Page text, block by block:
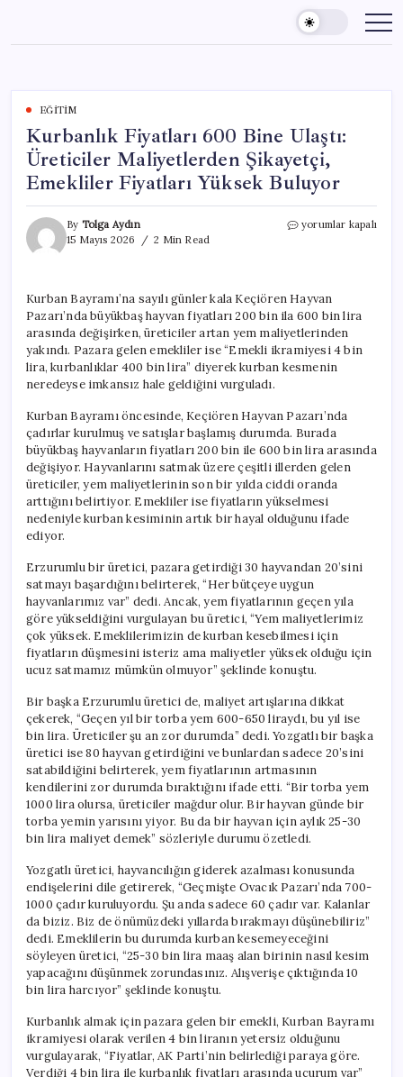
content
EĞITIM
Kurbanlık Fiyatları 600 Bine Ulaştı:
Üreticiler Maliyetlerden Şikayetçi,
Emekliler Fiyatları Yüksek Buluyor
By Tolga Aydın
15 Mayıs 2026
2 Min Read
Kurbanlık
Üreticiler
Maliyetlerden
Şikayetçi,
Emekliler
Fiyatları
yorumlar kapalı
Kurban Bayramı’na sayılı günler kala Keçiören Hayvan
Pazarı’nda büyükbaş hayvan fiyatları 200 bin ila 600 bin lira
arasında değişirken, üreticiler artan yem maliyetlerinden
yakındı. Pazara gelen emekliler ise “Emekli ikramiyesi 4 bin
lira, kurbanlıklar 400 bin lira” diyerek kurban kesmenin
neredeyse imkansız hale geldiğini vurguladı.
Kurban Bayramı öncesinde, Keçiören Hayvan Pazarı’nda
çadırlar kurulmuş ve satışlar başlamış durumda. Burada
büyükbaş hayvanların fiyatları 200 bin ile 600 bin lira arasında
değişiyor. Hayvanlarını satmak üzere çeşitli illerden gelen
üreticiler, yem maliyetlerinin son bir yılda ciddi oranda
arttığını belirtiyor. Emekliler ise fiyatların yükselmesi
nedeniyle kurban kesiminin artık bir hayal olduğunu ifade
ediyor.
Erzurumlu bir üretici, pazara getirdiği 30 hayvandan 20’sini
satmayı başardığını belirterek, “Her bütçeye uygun
hayvanlarımız var” dedi. Ancak, yem fiyatlarının geçen yıla
göre yükseldiğini vurgulayan bu üretici, “Yem maliyetlerimiz
çok yüksek. Emeklilerimizin de kurban kesebilmesi için
fiyatların düşmesini isteriz ama maliyetler yüksek olduğu için
ucuz satmamız mümkün olmuyor” şeklinde konuştu.
Bir başka Erzurumlu üretici de, maliyet artışlarına dikkat
çekerek, “Geçen yıl bir torba yem 600-650 liraydı, bu yıl ise
bin lira. Üreticiler şu an zor durumda” dedi. Yozgatlı bir başka
üretici ise 80 hayvan getirdiğini ve bunlardan sadece 20’sini
satabildiğini belirterek, yem fiyatlarının artmasının
kendilerini zor durumda bıraktığını ifade etti. “Bir torba yem
1000 lira olursa, üreticiler mağdur olur. Bir hayvan günde bir
torba yemin yarısını yiyor. Bu da bir hayvan için aylık 25-30
bin lira maliyet demek” sözleriyle durumu özetledi.
Yozgatlı üretici, hayvancılığın giderek azalması konusunda
endişelerini dile getirerek, “Geçmişte Ovacık Pazarı’nda 700-
1000 çadır kuruluyordu. Şu anda sadece 60 çadır var. Kalanlar
da biziz. Biz de önümüzdeki yıllarda bırakmayı düşünebiliriz”
dedi. Emeklilerin bu durumda kurban kesemeyeceğini
söyleyen üretici, “25-30 bin lira maaş alan birinin nasıl kesim
yapacağını düşünmek zorundasınız. Alışverişe çıktığında 10
bin lira harcıyor” şeklinde konuştu.
Kurbanlık almak için pazara gelen bir emekli, Kurban Bayramı
ikramiyesi olarak verilen 4 bin liranın yetersiz olduğunu
vurgulayarak, “Fiyatlar, AK Parti’nin belirlediği paraya göre.
Verdiği 4 bin lira ile kurbanlık fiyatları arasında uçurum var”